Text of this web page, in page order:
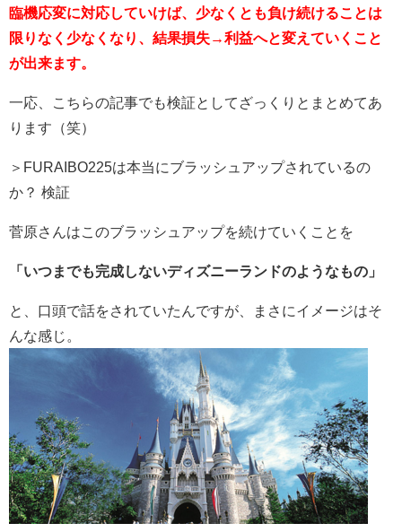
臨機応変に対応していけば、少なくとも負け続けることは
限りなく少なくなり、結果損失→利益へと変えていくこと
が出来ます。
一応、こちらの記事でも検証としてざっくりとまとめてあ
ります（笑）
＞FURAIBO225は本当にブラッシュアップされているの
か？ 検証
菅原さんはこのブラッシュアップを続けていくことを
「いつまでも完成しないディズニーランドのようなもの」
と、口頭で話をされていたんですが、まさにイメージはそ
んな感じ。